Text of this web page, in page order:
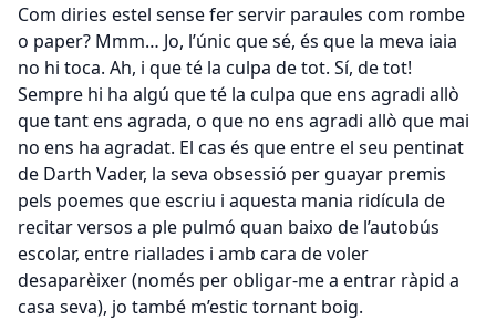
Com diries estel sense fer servir paraules com rombe
o paper? Mmm… Jo, l’únic que sé, és que la meva iaia
no hi toca. Ah, i que té la culpa de tot. Sí, de tot!
Sempre hi ha algú que té la culpa que ens agradi allò
que tant ens agrada, o que no ens agradi allò que mai
no ens ha agradat. El cas és que entre el seu pentinat
de Darth Vader, la seva obsessió per guayar premis
pels poemes que escriu i aquesta mania ridícula de
recitar versos a ple pulmó quan baixo de l’autobús
escolar, entre riallades i amb cara de voler
desaparèixer (només per obligar-me a entrar ràpid a
casa seva), jo també m’estic tornant boig.